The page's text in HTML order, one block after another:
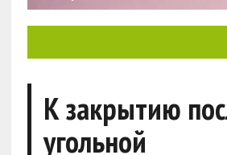
К закрытию
угольной